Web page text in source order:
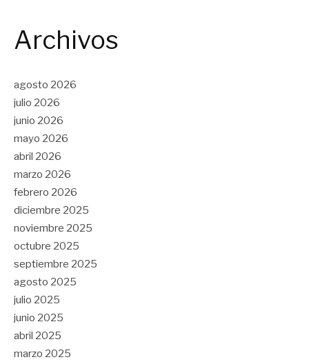
Archivos
agosto 2026
julio 2026
junio 2026
mayo 2026
abril 2026
marzo 2026
febrero 2026
diciembre 2025
noviembre 2025
octubre 2025
septiembre 2025
agosto 2025
julio 2025
junio 2025
abril 2025
marzo 2025